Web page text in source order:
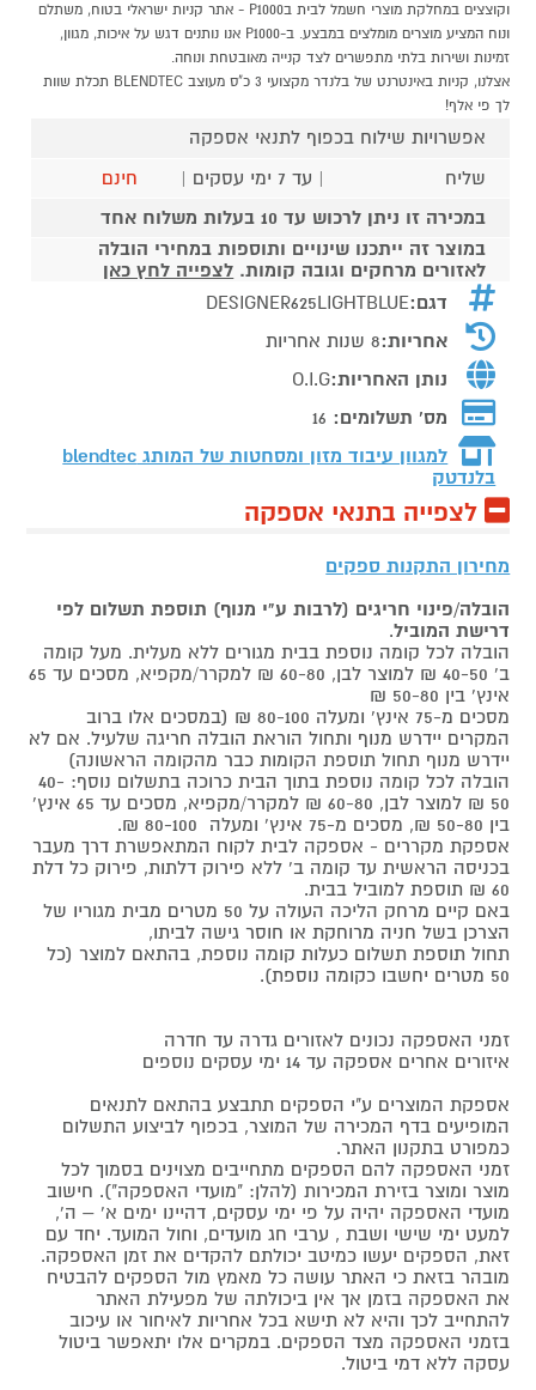
וקוצצים במחלקת מוצרי חשמל לבית בP1000 - אתר קניות ישראלי בטוח, משתלם
ונוח המציע מוצרים מומלצים במבצע. ב-P1000 אנו נותנים דגש על איכות, מגוון,
זמינות ושירות בלתי מתפשרים לצד קנייה מאובטחת ונוחה.
אצלנו, קניות באינטרנט של בלנדר מקצועי 3 כ"ס מעוצב BLENDTEC תכלת שוות
לך פי אלף!
אפשרויות שילוח בכפוף לתנאי אספקה
שליח
| עד 7 ימי עסקים |
חינם
במכירה זו ניתן לרכוש עד 10 בעלות משלוח אחד
במוצר זה ייתכנו שינויים ותוספות במחירי הובלה
לאזורים מרחקים וגובה קומות. לצפייה לחץ כאן
דגם:DESIGNER625LIGHTBLUE
אחריות:8 שנות אחריות
נותן האחריות:O.I.G
מס' תשלומים: 16
למגוון עיבוד מזון ומסחטות של המותג blendtec
בלנדטק
לצפייה בתנאי אספקה
מחירון התקנות ספקים
הובלה/פינוי חריגים (לרבות ע"י מנוף) תוספת תשלום לפי
דרישת המוביל.
הובלה לכל קומה נוספת בבית מגורים ללא מעלית. מעל קומה
ב' 40-50 ₪ למוצר לבן, 60-80 ₪ למקרר/מקפיא, מסכים עד 65
אינץ' בין 50-80 ₪
מסכים מ-75 אינץ' ומעלה 80-100 ₪ (במסכים אלו ברוב
המקרים יידרש מנוף ותחול הוראת הובלה חריגה שלעיל. אם לא
יידרש מנוף תחול תוספת הקומות כבר מהקומה הראשונה)
הובלה לכל קומה נוספת בתוך הבית כרוכה בתשלום נוסף: 40-
50 ₪ למוצר לבן, 60-80 ₪ למקרר/מקפיא, מסכים עד 65 אינץ'
בין 50-80 ₪, מסכים מ-75 אינץ' ומעלה 80-100 ₪.
אספקת מקררים - אספקה לבית לקוח המתאפשרת דרך מעבר
בכניסה הראשית עד קומה ב' ללא פירוק דלתות, פירוק כל דלת
60 ₪ תוספת למוביל בבית.
באם קיים מרחק הליכה העולה על 50 מטרים מבית מגוריו של
הצרכן בשל חניה מרוחקת או חוסר גישה לביתו,
תחול תוספת תשלום כעלות קומה נוספת, בהתאם למוצר (כל
50 מטרים יחשבו כקומה נוספת).
זמני האספקה נכונים לאזורים גדרה עד חדרה
איזורים אחרים אספקה עד 14 ימי עסקים נוספים
אספקת המוצרים ע"י הספקים תתבצע בהתאם לתנאים
המופיעים בדף המכירה של המוצר, בכפוף לביצוע התשלום
כמפורט בתקנון האתר.
זמני האספקה להם הספקים מתחייבים מצוינים בסמוך לכל
מוצר ומוצר בזירת המכירות (להלן: "מועדי האספקה"). חישוב
מועדי האספקה יהיה על פי ימי עסקים, דהיינו ימים א' – ה',
למעט ימי שישי ושבת , ערבי חג מועדים, וחול המועד. יחד עם
זאת, הספקים יעשו כמיטב יכולתם להקדים את זמן האספקה.
מובהר בזאת כי האתר עושה כל מאמץ מול הספקים להבטיח
את האספקה בזמן אך אין ביכולתה של מפעילת האתר
להתחייב לכך והיא לא תישא בכל אחריות לאיחור או עיכוב
בזמני האספקה מצד הספקים. במקרים אלו יתאפשר ביטול
עסקה ללא דמי ביטול.